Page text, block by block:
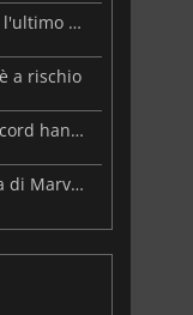
Palworld: Sunreach e boss più stabili con l'ultimo update
a rischio
Le mappe dei malware e un attacco a Discord hanno colpito Meccha Chameleon
PlayStation Network in tilt durante la beta di Marvel Tōkon